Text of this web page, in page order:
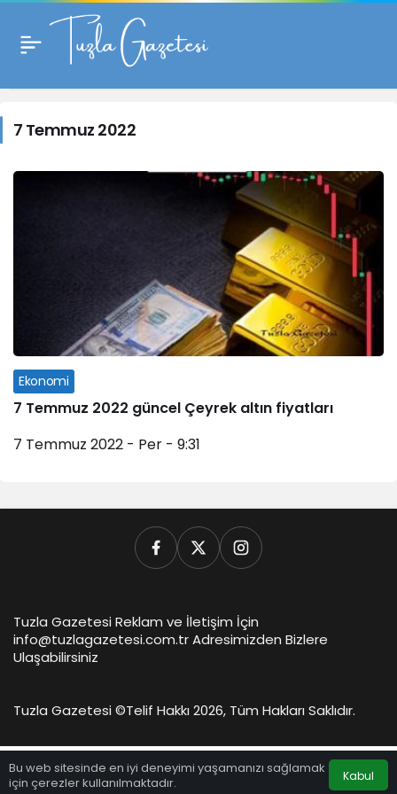
7
Temmuz
2022
Haberleri
7 Temmuz 2022
Ekonomi
7 Temmuz 2022 güncel Çeyrek altın fiyatları
7 Temmuz 2022 - Per - 9:31
Bu web sitesinde en iyi deneyimi yaşamanızı sağlamak
için çerezler kullanılmaktadır.
Kabul
Anasayfa Hesabım
Tuzla Gazetesi Reklam ve İletişim İçin
info@tuzlagazetesi.com.tr Adresimizden Bizlere
Ulaşabilirsiniz
Tuzla Gazetesi ©Telif Hakkı 2026, Tüm Hakları Saklıdır.